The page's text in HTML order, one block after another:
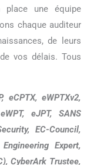
place une équipe
chaque auditeur
de leurs
vos délais. Tous
eCPTX, eWPTXv2,
eJPT, SANS
EC-Council,
Expert,
CyberArk Trustee,